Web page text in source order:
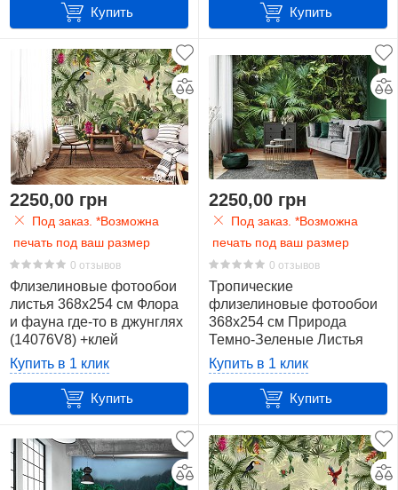
Купить Купить
2250,00 грн
Под заказ. *Возможна
печать под ваш размер
0 отзывов
Флизелиновые фотообои
листья 368x254 см Флора
и фауна где-то в джунглях
(14076V8) +клей
Купить в 1 клик
Купить
2250,00 грн
Под заказ. *Возможна
печать под ваш размер
0 отзывов
Тропические
флизелиновые фотообои
368x254 см Природа
Темно-Зеленые Листья
Джунгли (14082V8) +клей
Купить в 1 клик
Купить